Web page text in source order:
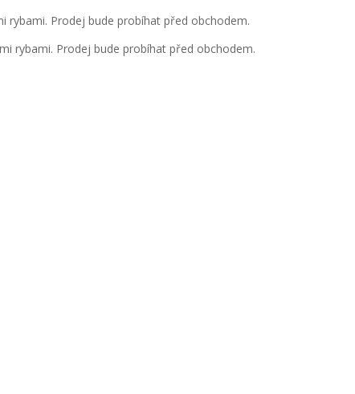
rybami. Prodej bude probíhat před obchodem.
rybami. Prodej bude probíhat před obchodem.